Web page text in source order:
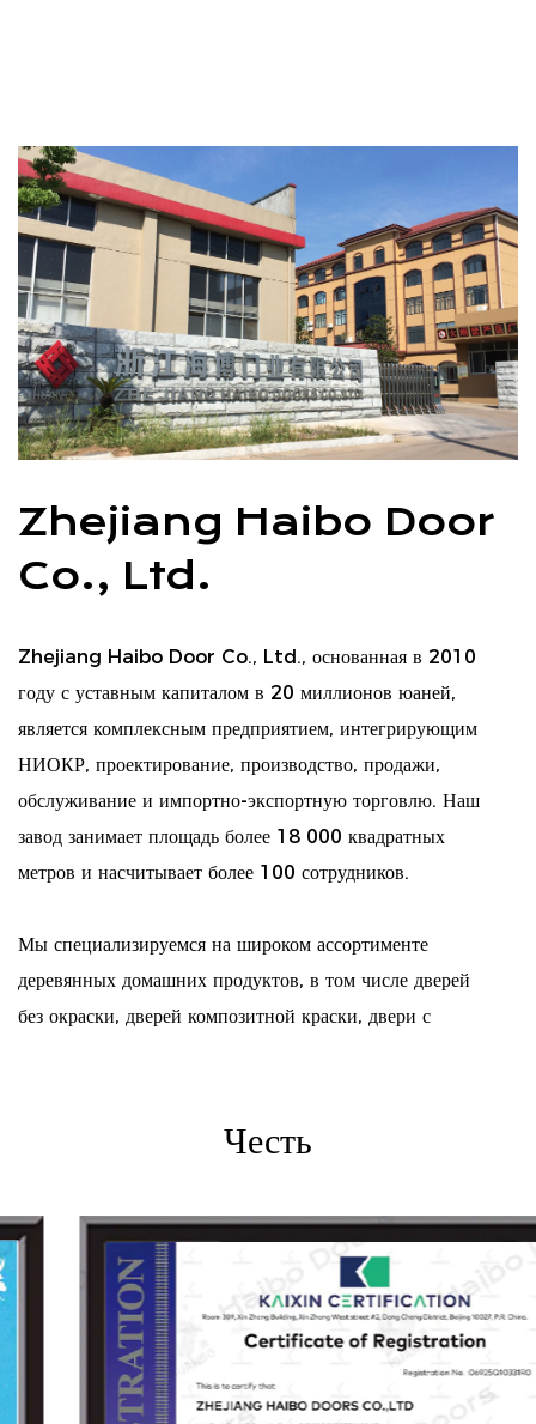
Zhejiang Haibo Door
Co., Ltd.
Zhejiang Haibo Door Co., Ltd., основанная в 2010
году с уставным капиталом в 20 миллионов юаней,
является комплексным предприятием, интегрирующим
НИОКР, проектирование, производство, продажи,
обслуживание и импортно-экспортную торговлю. Наш
завод занимает площадь более 18 000 квадратных
метров и насчитывает более 100 сотрудников.
Мы специализируемся на широком ассортименте
деревянных домашних продуктов, в том числе дверей
без окраски, дверей композитной краски, двери с
Будучи одним из сортировщиков отраслевого стандарта
«Внутренняя деревянная дверь», Хайбо постоянно
преследует инновации и превосходство. Под
руководством принципов «первого качества, развития,
ориентированной на целостность», мы стремимся
построить надежный бренд с передовыми технологиями,
Честь